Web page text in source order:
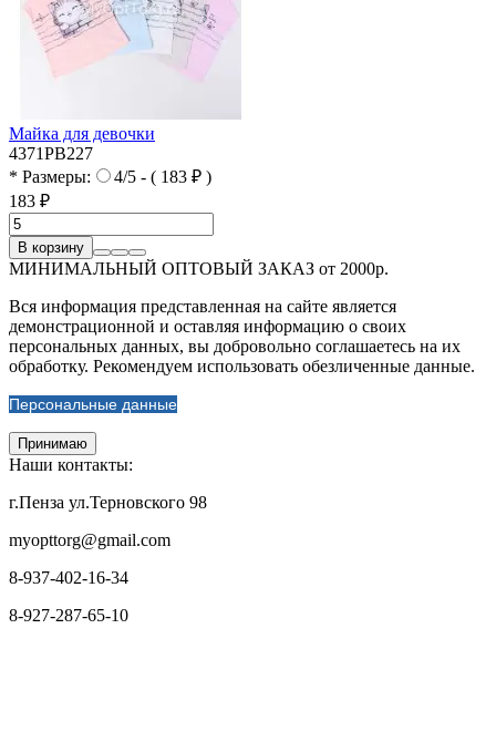
Майка для девочки
4371PB227
* Размеры:
4/5 - ( 183 ₽ )
183 ₽
В корзину
МИНИМАЛЬНЫЙ ОПТОВЫЙ ЗАКАЗ от 2000р.
Вся информация представленная на сайте является
демонстрационной и оставляя информацию о своих
персональных данных, вы добровольно соглашаетесь на их
обработку. Рекомендуем использовать обезличенные данные.
Персональные данные
Принимаю
Наши контакты:
г.Пенза ул.Терновского 98
myopttorg@gmail.com
8-937-402-16-34
8-927-287-65-10